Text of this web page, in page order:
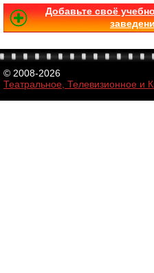
Добавьте своё
© 2008-2026
Театральное, Телевизионное и